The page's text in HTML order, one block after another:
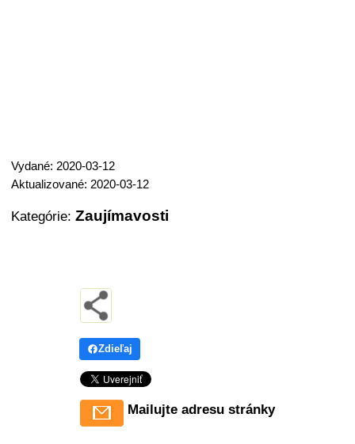
Vydané: 2020-03-12
Aktualizované: 2020-03-12
Kategórie: Zaujímavosti
Zdieľaj
Mailujte adresu stránky